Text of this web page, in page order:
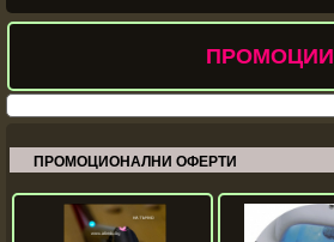
ПРОМОЦИИ
ПРОМОЦИОНАЛНИ ОФЕРТИ